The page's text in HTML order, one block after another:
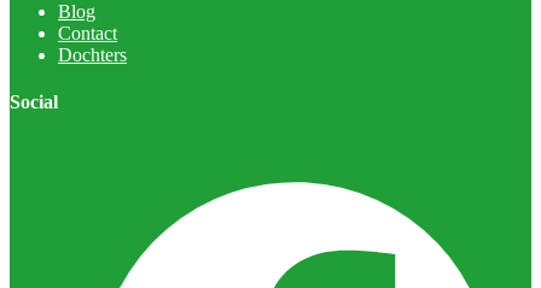
Blog
Contact
Dochters
Social